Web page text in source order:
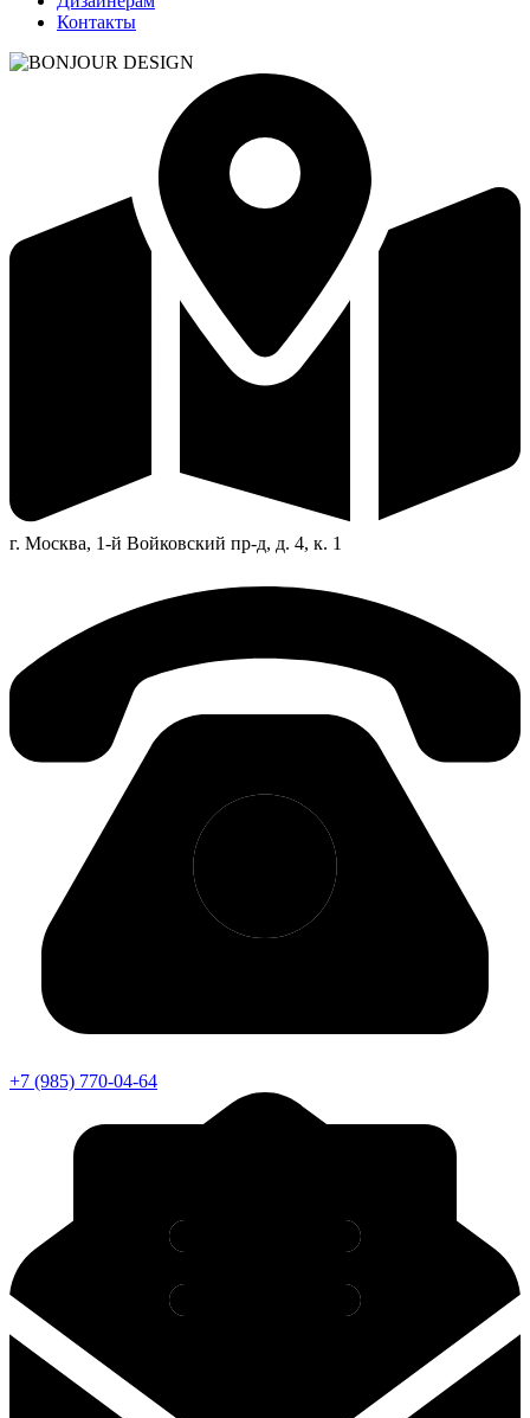
Контакты
г. Москва, 1-й Войковский пр-д, д. 4, к. 1
+7 (985) 770-04-64